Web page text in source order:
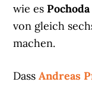
wie esPochoda
von gleich
machen.
DassAndreas